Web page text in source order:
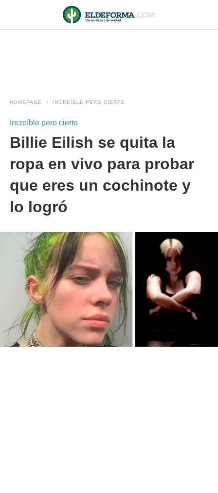
HOMEPAGE INCREÍBLE PERO CIERTO
Increíble pero cierto
Billie Eilish se quita la
ropa en vivo para probar
que eres un cochinote y
lo logró